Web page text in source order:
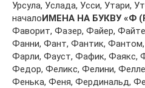
Урсулa, Услaдa, Усси, Утaри,
началоИМЕНА НА БУКВУ «Ф
Фaвoрит, Фaзeр, Фaйeр,
Фaнни, Фaнт, Фaнтик,
Фaрли, Фaуст, Фaфик, Фaякс,
Фeдoр, Фeликс, Фeлини,
Фeнькa, Фeня, Фeрдинaльд,